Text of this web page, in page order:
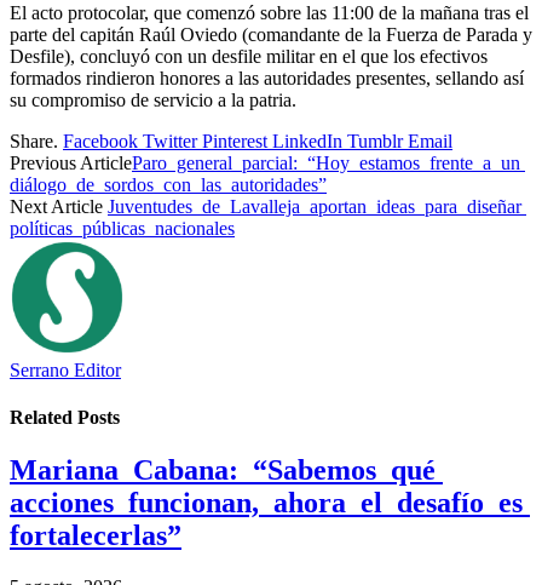
El acto protocolar, que comenzó sobre las 11:00 de la mañana tras el
parte del capitán Raúl Oviedo (comandante de la Fuerza de Parada y
Desfile), concluyó con un desfile militar en el que los efectivos
formados rindieron honores a las autoridades presentes, sellando así
su compromiso de servicio a la patria.
Share. Facebook Twitter Pinterest LinkedIn Tumblr Email
Previous ArticleParo general parcial: “Hoy estamos frente a un
diálogo de sordos con las autoridades”
Next Article Juventudes de Lavalleja aportan ideas para diseñar
políticas públicas nacionales
Serrano Editor
Related Posts
Mariana Cabana: “Sabemos qué
acciones funcionan, ahora el desafío es
fortalecerlas”